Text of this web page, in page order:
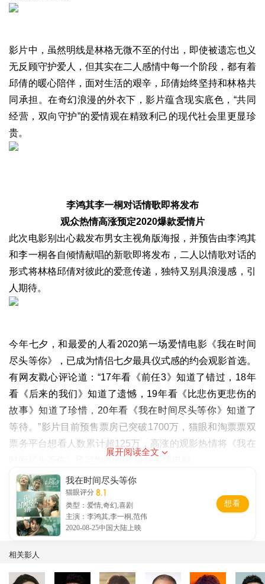
影片中，虽然明线是林格无微不至的付出，即使被遗忘也义
无反顾守护爱人，但其实在二人感情中每一个阶段，都有着
邱倩的暖心陪伴，面对生活的艰辛，邱倩始终坚持和林格共
同承担。在奇幻浪漫的外衣下，影片蕴含现实底色，“共同
经营，双向守护”的爱情观在精致利己的现代社会里更显珍
贵。
李鸿其李一桐对话情歌即将发布
观众热情高涨预定2020爆款爱情片
此次电影别出心裁发布男女主视角版海报，并预告由李鸿其
和李一桐各自倾情献唱的新歌即将发布，二人以情歌对话的
形式将林格邱倩对彼此的爱意传递，独特又别具浪漫感，引
人期待。
今年七夕，和最爱的人看2020第一场爱情电影《我在时间
尽头等你》，已成为情侣七夕最具仪式感的约会观影首选。
有网友戳心评论道：“17年看《前任3》知道了错过，18年
看《后来的我们》知道了遗憾，19年看《比悲伤更悲伤的
故事》知道了珍惜，20年看《我在时间尽头等你》知道了
等待。”影片目前预售票房已突破1700万，猫眼和淘票票双
票务平台想看人数累计超125万，高涨的观影热情将《我在
时间尽头等你》预定为2020年爆款爱情电影。
电影《我在时间尽头等你》由姚婷婷执导，江志强监制，李
鸿其、李一桐主演，根据郑执同名原著小说改编。阿里巴巴
司、万诱引力甲有限公司、安乐（北京）电影发行有限公
展开阅读全文
我在时间尽头等你
猫眼评分 8.1
类型：爱情,奇幻,喜剧
主演：李鸿其,李一桐,范伟
2020-08-25中国大陆上映
想看
相关影人